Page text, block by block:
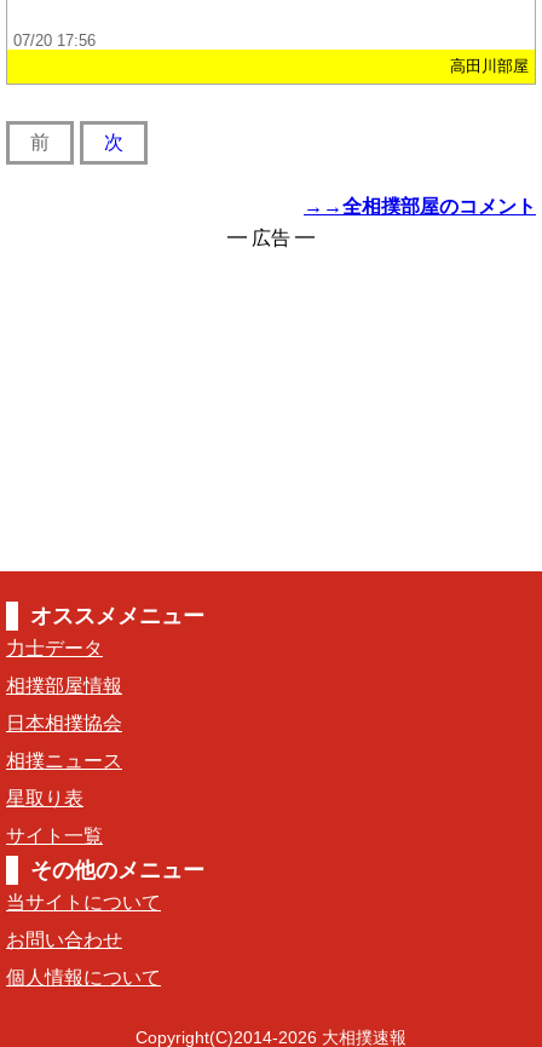
07/20 17:56
高田川部屋
前 次
→→全相撲部屋のコメント
━ 広告 ━
オススメメニュー
力士データ
相撲部屋情報
日本相撲協会
相撲ニュース
星取り表
サイト一覧
その他のメニュー
当サイトについて
お問い合わせ
個人情報について
Copyright(C)2014-2026 大相撲速報